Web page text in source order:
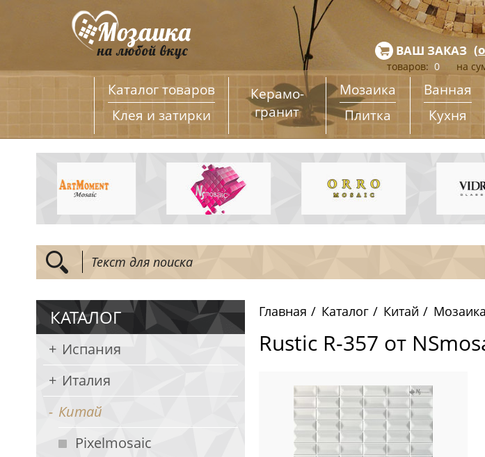
ВАШ ЗАКАЗ (
товаров: 0 на
Каталог товаров
Клея и затирки
Керамо­
гранит
Мозаика
Плитка
Ванная
Кухня
КАТАЛОГ
Испания
Италия
Китай
Pixelmosaic
Главная Каталог Китай
Rustic R-357 от